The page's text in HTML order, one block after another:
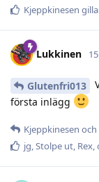
Kjeppkinesen
Lukkinen
Glutenfri013
första inlägg
Kjeppkinesen och
jg,Stolpe ut, Rex,